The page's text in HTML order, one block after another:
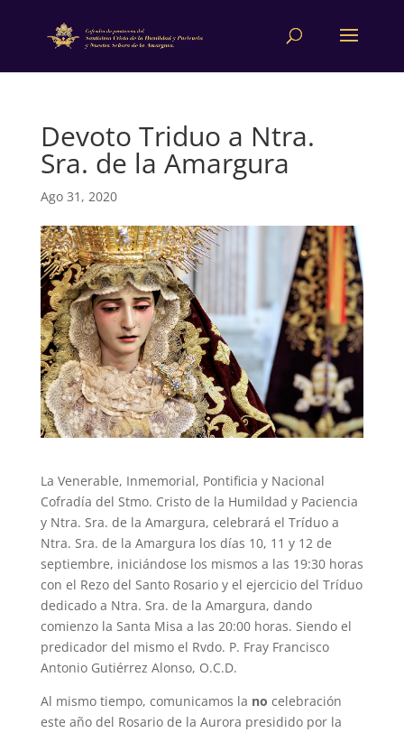
Devoto Triduo a Ntra.
Sra. de la Amargura
Ago 31, 2020
La Venerable, Inmemorial, Pontificia y Nacional
Cofradía del Stmo. Cristo de la Humildad y Paciencia
y Ntra. Sra. de la Amargura, celebrará el Tríduo a
Ntra. Sra. de la Amargura los días 10, 11 y 12 de
septiembre, iniciándose los mismos a las 19:30 horas
con el Rezo del Santo Rosario y el ejercicio del Tríduo
dedicado a Ntra. Sra. de la Amargura, dando
comienzo la Santa Misa a las 20:00 horas. Siendo el
predicador del mismo el Rvdo. P. Fray Francisco
Antonio Gutiérrez Alonso, O.C.D.
Al mismo tiempo, comunicamos la no celebración
este año del Rosario de la Aurora presidido por la